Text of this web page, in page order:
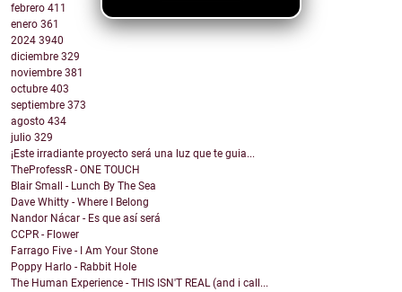
febrero 411
enero 361
2024 3940
diciembre 329
noviembre 381
octubre 403
septiembre 373
agosto 434
julio 329
¡Este irradiante proyecto será una luz que te guia...
TheProfessR - ONE TOUCH
Blair Small - Lunch By The Sea
Dave Whitty - Where I Belong
Nandor Nácar - Es que así será
CCPR - Flower
Farrago Five - I Am Your Stone
Poppy Harlo - Rabbit Hole
The Human Experience - THIS ISN'T REAL (and i call...